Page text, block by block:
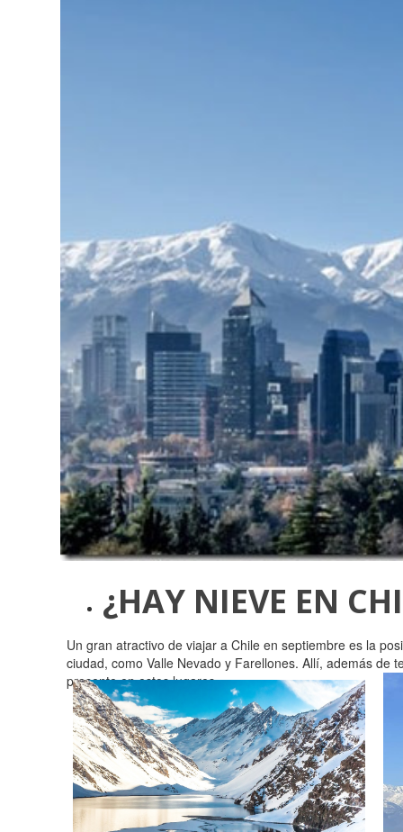
¿HAY NIEVE EN
Un gran atractivo de viajar a Chile en septiembre es la
ciudad, como Valle Nevado y Farellones. Allí, además de
presente en estos lugares.